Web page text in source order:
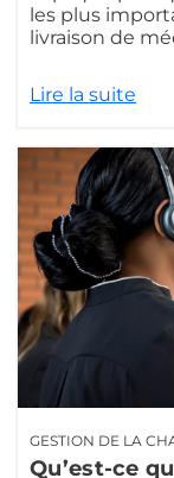
les plus
livraison de
Lire la suite
GESTION DE LA
Qu’est-ce